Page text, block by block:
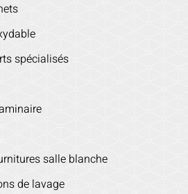
spécialisés
salle blanche
de lavage